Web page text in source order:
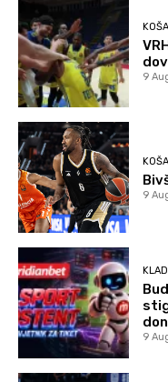
9
9
9